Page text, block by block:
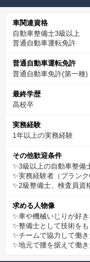
車関連資格
自動車整備士3級以上
普通自動車運転免許
普通自動車運転免許
普通自動車免許(第一種)
最終学歴
高校卒
実務経験
1年以上の実務経験
その他歓迎条件
✨3級以上の自動車整備
✨実務経験者（ブランク
✨2級整備士、検査員資
求める人物像
✨車や機械いじりが好
✨整備士として技術を
✨チームで協力して働
✨地元で腰を据えて働